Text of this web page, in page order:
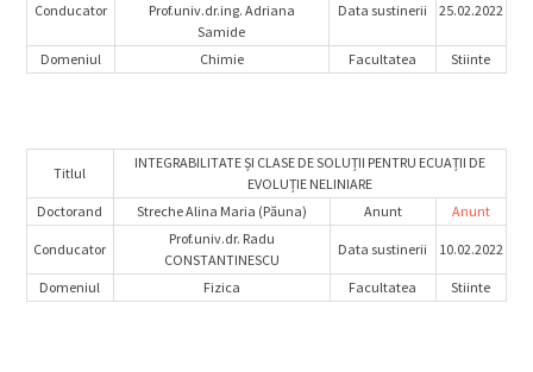
Conducator
Prof.univ.dr.ing. Adriana
Samide
Data sustinerii 25.02.2022
Domeniul Chimie Facultatea Stiinte
Titlul
INTEGRABILITATE ȘI CLASE DE SOLUȚII PENTRU ECUAȚII DE
EVOLUȚIE NELINIARE
Doctorand
Streche Alina Maria (Păuna) Anunt Anunt
Conducator
Prof.univ.dr. Radu
CONSTANTINESCU
Data sustinerii 10.02.2022
Domeniul Fizica Facultatea Stiinte